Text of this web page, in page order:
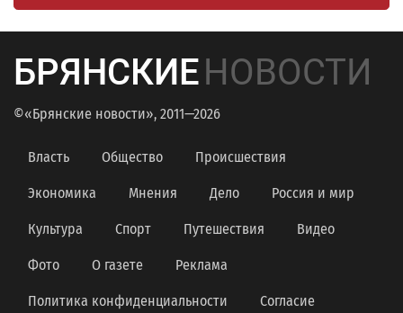
БРЯНСКИЕНОВОСТИ
©«Брянские новости», 2011—2026
Власть Общество Происшествия
Экономика Мнения Дело Россия и мир
Культура Спорт Путешествия Видео
Фото О газете Реклама
Политика конфиденциальности Согласие